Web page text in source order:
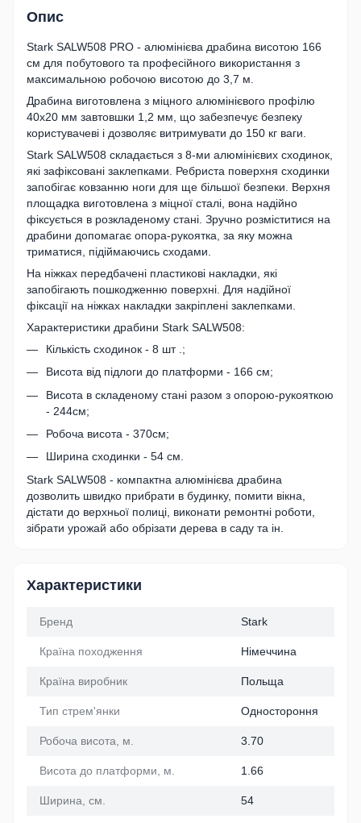
Опис
Stark SALW508 PRO - алюмінієва драбина висотою 166
см для побутового та професійного використання з
максимальною робочою висотою до 3,7 м.
Драбина виготовлена з міцного алюмінієвого профілю
40х20 мм завтовшки 1,2 мм, що забезпечує безпеку
користувачеві і дозволяє витримувати до 150 кг ваги.
Stark SALW508 складається з 8-ми алюмінієвих сходинок,
які зафіксовані заклепками. Ребриста поверхня сходинки
запобігає ковзанню ноги для ще більшої безпеки. Верхня
площадка виготовлена з міцної сталі, вона надійно
фіксується в розкладеному стані. Зручно розміститися на
драбини допомагає опора-рукоятка, за яку можна
триматися, підіймаючись сходами.
На ніжках передбачені пластикові накладки, які
запобігають пошкодженню поверхні. Для надійної
фіксації на ніжках накладки закріплені заклепками.
Характеристики драбини Stark SALW508:
Кількість сходинок - 8 шт .;
Висота від підлоги до платформи - 166 см;
Висота в складеному стані разом з опорою-рукояткою
- 244см;
Робоча висота - 370см;
Ширина сходинки - 54 см.
Stark SALW508 - компактна алюмінієва драбина
дозволить швидко прибрати в будинку, помити вікна,
дістати до верхньої полиці, виконати ремонтні роботи,
зібрати урожай або обрізати дерева в саду та ін.
Характеристики
Бренд Stark
Країна походження Німеччина
Країна виробник Польща
Тип стрем'янки Одностороння
Робоча висота, м. 3.70
Висота до платформи, м. 1.66
Ширина, см. 54